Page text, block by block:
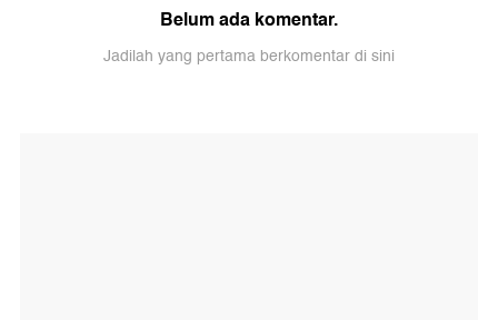
Belum ada komentar.
Jadilah yang pertama berkomentar di sini